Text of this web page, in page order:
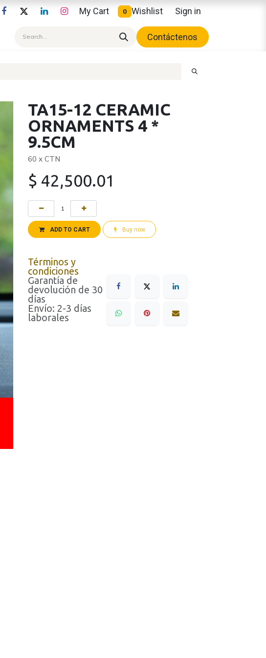
My Cart 0 Wishlist Sign in
Contáctenos
TA15-12 CERAMIC
ORNAMENTS 4 *
9.5CM
60 x CTN
$ 42,500.01
ADD TO CART Buy now
Términos y
condiciones
Garantía de
devolución de 30
días
Envío: 2-3 días
laborales